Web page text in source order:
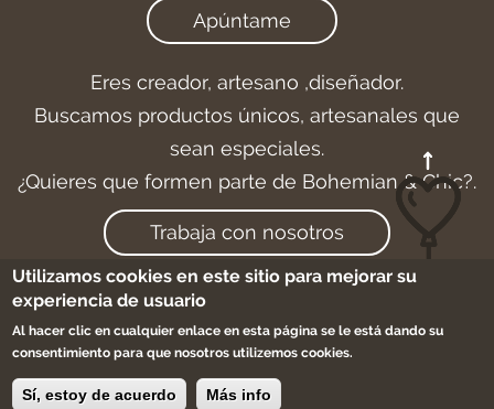
Apúntame
Eres creador, artesano ,diseñador.
Buscamos productos únicos, artesanales que
sean especiales.
¿Quieres que formen parte de Bohemian & Chic?.
Trabaja con nosotros
Aviso legal-Cookies -Condiciones de compra
-Sitemap
Utilizamos cookies en este sitio para mejorar su
experiencia de usuario
Al hacer clic en cualquier enlace en esta página se le está dando su
consentimiento para que nosotros utilizemos cookies.
Sí, estoy de acuerdo Más info